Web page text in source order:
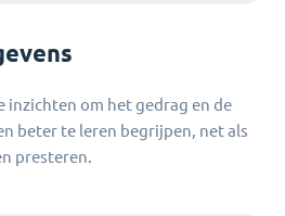
inzichten om het gedrag en de
beter te leren begrijpen, net als
presteren.